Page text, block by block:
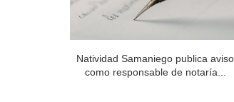
Natividad Samaniego publica aviso
como responsable de notaría...